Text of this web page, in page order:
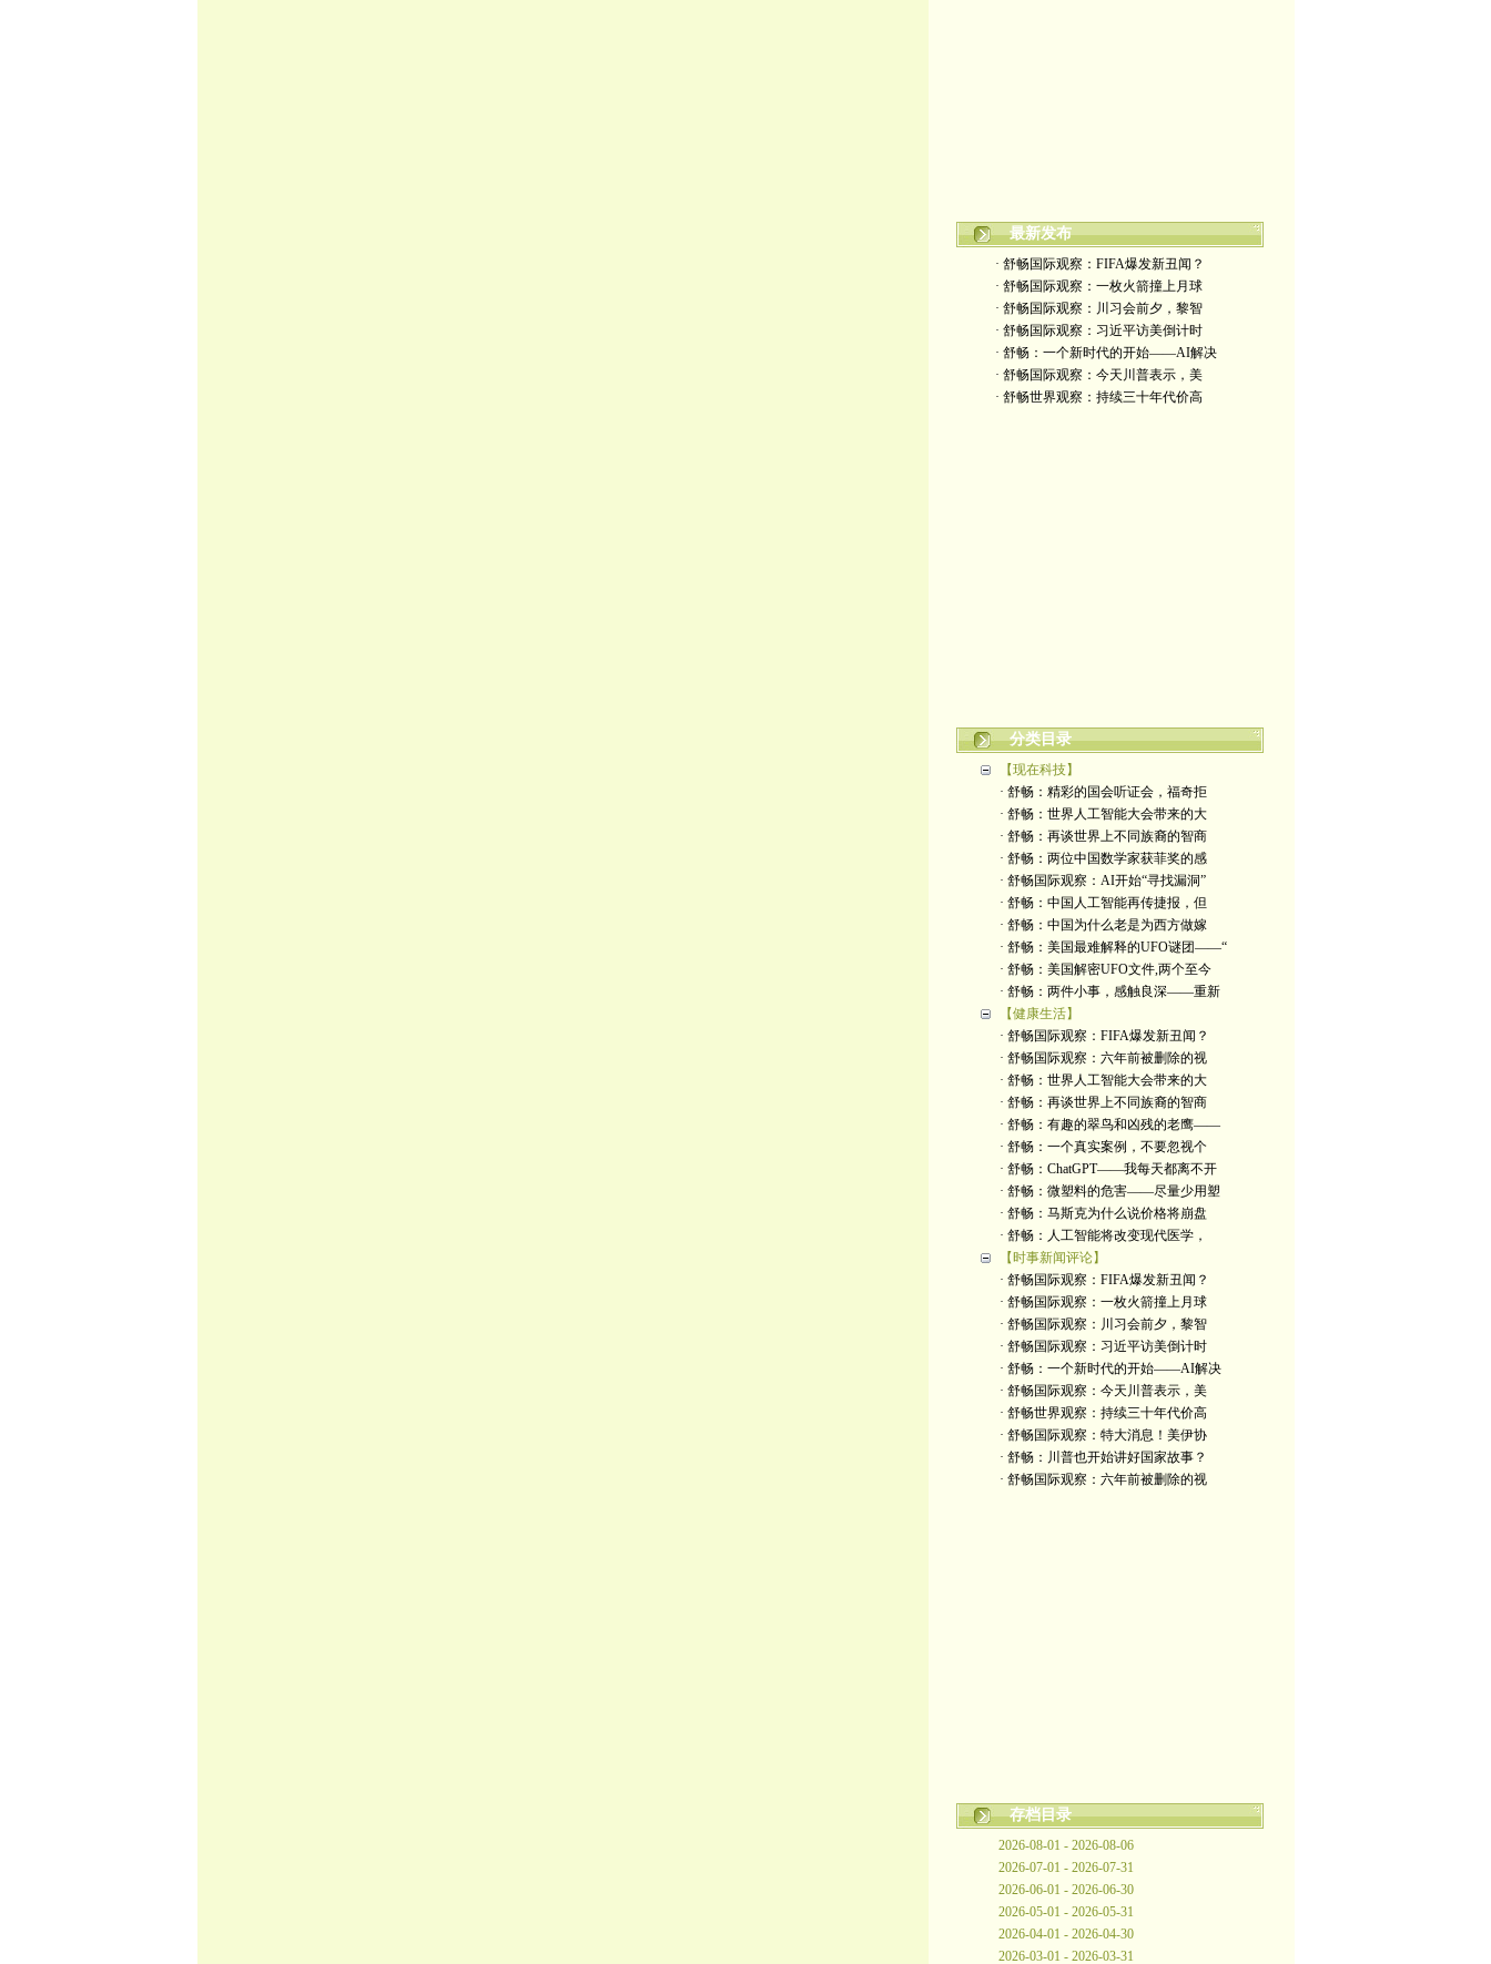
最新发布
· 舒畅国际观察：FIFA爆发新丑闻？
· 舒畅国际观察：一枚火箭撞上月球
· 舒畅国际观察：川习会前夕，黎智
· 舒畅国际观察：习近平访美倒计时
· 舒畅：一个新时代的开始——AI解决
· 舒畅国际观察：今天川普表示，美
· 舒畅世界观察：持续三十年代价高
分类目录
【现在科技】
· 舒畅：精彩的国会听证会，福奇拒
· 舒畅：世界人工智能大会带来的大
· 舒畅：再谈世界上不同族裔的智商
· 舒畅：两位中国数学家获菲奖的感
· 舒畅国际观察：AI开始“寻找漏洞”
· 舒畅：中国人工智能再传捷报，但
· 舒畅：中国为什么老是为西方做嫁
· 舒畅：美国最难解释的UFO谜团——“
· 舒畅：美国解密UFO文件,两个至今
· 舒畅：两件小事，感触良深——重新
【健康生活】
· 舒畅国际观察：FIFA爆发新丑闻？
· 舒畅国际观察：六年前被删除的视
· 舒畅：世界人工智能大会带来的大
· 舒畅：再谈世界上不同族裔的智商
· 舒畅：有趣的翠鸟和凶残的老鹰——
· 舒畅：一个真实案例，不要忽视个
· 舒畅：ChatGPT——我每天都离不开
· 舒畅：微塑料的危害——尽量少用塑
· 舒畅：马斯克为什么说价格将崩盘
· 舒畅：人工智能将改变现代医学，
【时事新闻评论】
· 舒畅国际观察：FIFA爆发新丑闻？
· 舒畅国际观察：一枚火箭撞上月球
· 舒畅国际观察：川习会前夕，黎智
· 舒畅国际观察：习近平访美倒计时
· 舒畅：一个新时代的开始——AI解决
· 舒畅国际观察：今天川普表示，美
· 舒畅世界观察：持续三十年代价高
· 舒畅国际观察：特大消息！美伊协
· 舒畅：川普也开始讲好国家故事？
· 舒畅国际观察：六年前被删除的视
存档目录
2026-08-01 - 2026-08-06
2026-07-01 - 2026-07-31
2026-06-01 - 2026-06-30
2026-05-01 - 2026-05-31
2026-04-01 - 2026-04-30
2026-03-01 - 2026-03-31